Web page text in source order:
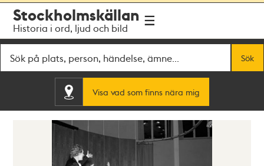
navigationen
huvudinnehållet
Stockholmskällan
Historia i ord, ljud och bild
Sök
Visa vad som finns nära mig